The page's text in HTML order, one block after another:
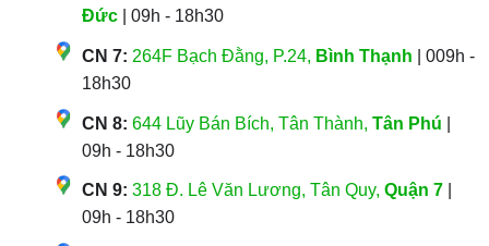
Đức| 09h - 18h30
CN 7: 264F Bạch Đằng, P.24, Bình Thạnh | 009h -
18h30
CN 8: 644 Lũy Bán Bích, Tân Thành, Tân Phú
09h - 18h30
CN 9: 318 Đ. Lê Văn Lương, Tân Quy, Quận 7|
09h - 18h30